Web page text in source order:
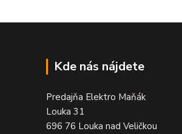
Kde nás nájdete
Predajňa Elektro Maňák
Louka 31
696 76 Louka nad Veličkou